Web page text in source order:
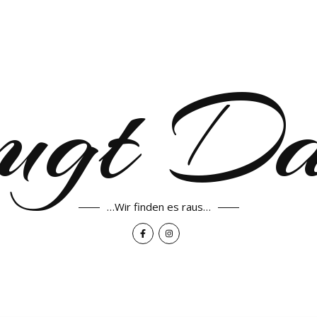
…Wir finden es raus…